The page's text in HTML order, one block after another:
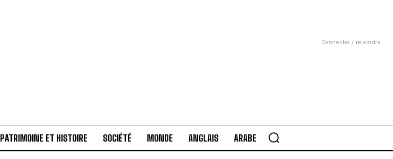
Connecter / rejoindre
PATRIMOINE ET HISTOIRE SOCIÉTÉ MONDE ANGLAIS ARABE